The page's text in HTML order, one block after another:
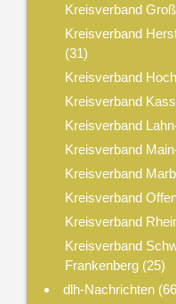
Kreisverband
Kreisverband
(31)
Kreisverband
Kreisverband
Kreisverband
Kreisverband
Kreisverband
Kreisverband
Kreisverband
Kreisverband
Frankenberg(25)
dlh-Nachrichten